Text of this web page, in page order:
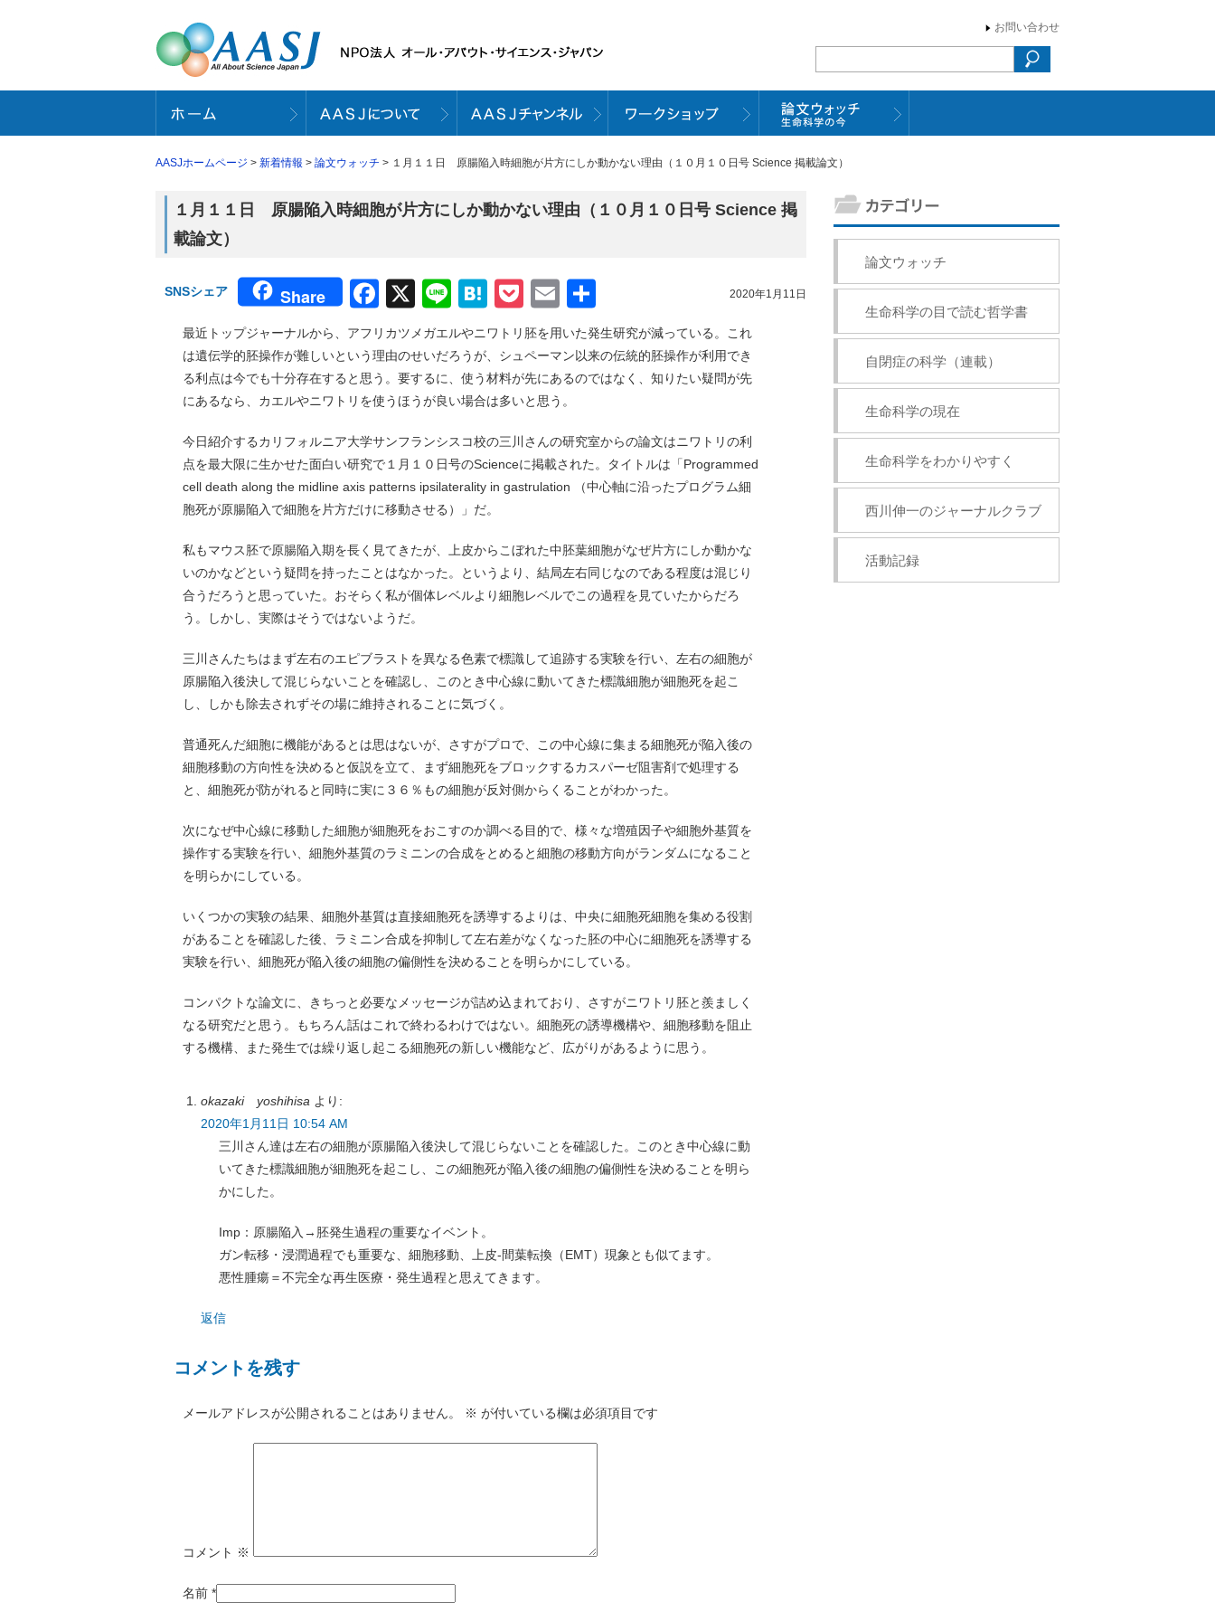
お問い合わせ
AASJホームページ > 新着情報 > 論文ウォッチ > １月１１日 原腸陥入時細胞が片方にしか動かない理由（１０月１０日号 Science 掲載論文）
１月１１日 原腸陥入時細胞が片方にしか動かない理由（１０月１０日号 Science 掲
載論文）
2020年1月11日
SNSシェア Share Facebook
X LineHatena
Pocket
Email
有
最近トップジャーナルから、アフリカツメガエルやニワトリ胚を用いた発生研究が減っている。これ
は遺伝学的胚操作が難しいという理由のせいだろうが、シュペーマン以来の伝統的胚操作が利用でき
る利点は今でも十分存在すると思う。要するに、使う材料が先にあるのではなく、知りたい疑問が先
にあるなら、カエルやニワトリを使うほうが良い場合は多いと思う。
今日紹介するカリフォルニア大学サンフランシスコ校の三川さんの研究室からの論文はニワトリの利
点を最大限に生かせた面白い研究で１月１０日号のScienceに掲載された。タイトルは「Programmed
cell death along the midline axis patterns ipsilaterality in gastrulation （中心軸に沿ったプログラム細
胞死が原腸陥入で細胞を片方だけに移動させる）」だ。
私もマウス胚で原腸陥入期を長く見てきたが、上皮からこぼれた中胚葉細胞がなぜ片方にしか動かな
いのかなどという疑問を持ったことはなかった。というより、結局左右同じなのである程度は混じり
合うだろうと思っていた。おそらく私が個体レベルより細胞レベルでこの過程を見ていたからだろ
う。しかし、実際はそうではないようだ。
三川さんたちはまず左右のエピブラストを異なる色素で標識して追跡する実験を行い、左右の細胞が
原腸陥入後決して混じらないことを確認し、このとき中心線に動いてきた標識細胞が細胞死を起こ
し、しかも除去されずその場に維持されることに気づく。
普通死んだ細胞に機能があるとは思はないが、さすがプロで、この中心線に集まる細胞死が陥入後の
細胞移動の方向性を決めると仮説を立て、まず細胞死をブロックするカスパーゼ阻害剤で処理する
と、細胞死が防がれると同時に実に３６％もの細胞が反対側からくることがわかった。
次になぜ中心線に移動した細胞が細胞死をおこすのか調べる目的で、様々な増殖因子や細胞外基質を
操作する実験を行い、細胞外基質のラミニンの合成をとめると細胞の移動方向がランダムになること
を明らかにしている。
いくつかの実験の結果、細胞外基質は直接細胞死を誘導するよりは、中央に細胞死細胞を集める役割
があることを確認した後、ラミニン合成を抑制して左右差がなくなった胚の中心に細胞死を誘導する
実験を行い、細胞死が陥入後の細胞の偏側性を決めることを明らかにしている。
コンパクトな論文に、きちっと必要なメッセージが詰め込まれており、さすがニワトリ胚と羨ましく
なる研究だと思う。もちろん話はこれで終わるわけではない。細胞死の誘導機構や、細胞移動を阻止
する機構、また発生では繰り返し起こる細胞死の新しい機能など、広がりがあるように思う。
okazaki yoshihisa より:
2020年1月11日 10:54 AM
三川さん達は左右の細胞が原腸陥入後決して混じらないことを確認した。このとき中心線に動
いてきた標識細胞が細胞死を起こし、この細胞死が陥入後の細胞の偏側性を決めることを明ら
かにした。
Imp：原腸陥入→胚発生過程の重要なイベント。
ガン転移・浸潤過程でも重要な、細胞移動、上皮-間葉転換（EMT）現象とも似てます。
悪性腫瘍＝不完全な再生医療・発生過程と思えてきます。
返信
コメントを残す
メールアドレスが公開されることはありません。 ※ が付いている欄は必須項目です
コメント ※
名前 *
論文ウォッチ
生命科学の目で読む哲学書
自閉症の科学（連載）
生命科学の現在
生命科学をわかりやすく
西川伸一のジャーナルクラブ
活動記録